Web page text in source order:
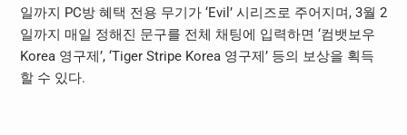
일까지 PC방 혜택 전용 무기가 ‘Evil’ 시리즈로 주어지며, 3월 2
일까지 매일 정해진 문구를 전체 채팅에 입력하면 ‘컴뱃보우
Korea 영구제’, ‘Tiger Stripe Korea 영구제’ 등의 보상을 획득
할 수 있다.